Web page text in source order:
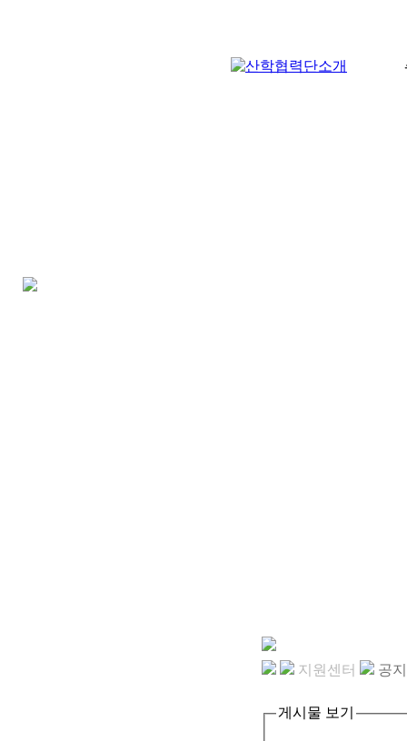
지원센터 공
게시물 보기